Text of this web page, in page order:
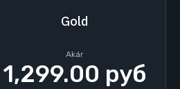
Gold
Akár
1,299.00 руб